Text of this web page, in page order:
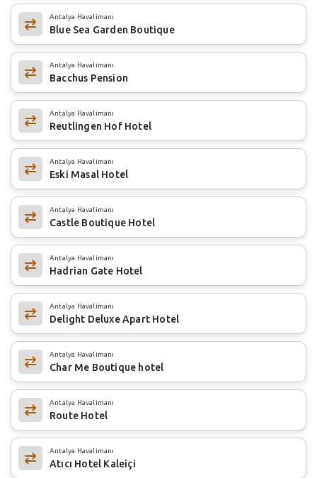
Antalya Havalimanı
Blue Sea Garden Boutique
Antalya Havalimanı
Bacchus Pension
Antalya Havalimanı
Reutlingen Hof Hotel
Antalya Havalimanı
Eski Masal Hotel
Antalya Havalimanı
Castle Boutique Hotel
Antalya Havalimanı
Hadrian Gate Hotel
Antalya Havalimanı
Delight Deluxe Apart Hotel
Antalya Havalimanı
Char Me Boutique hotel
Antalya Havalimanı
Route Hotel
Antalya Havalimanı
Atıcı Hotel Kaleiçi